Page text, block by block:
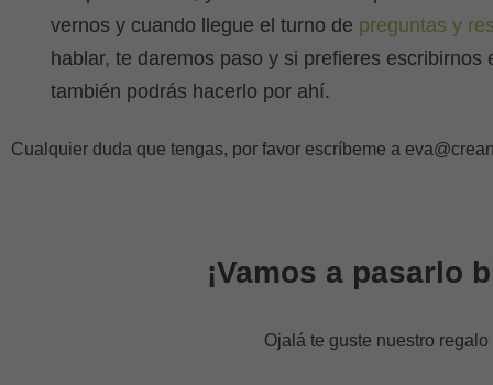
vernos y cuando llegue el turno de preguntas y
hablar, te daremos paso y si prefieres escribirnos
también podrás hacerlo por ahí.
Cualquier duda que tengas, por favor escríbeme a
¡Vamos a pasarlo
Ojalá te guste nuestro regalo